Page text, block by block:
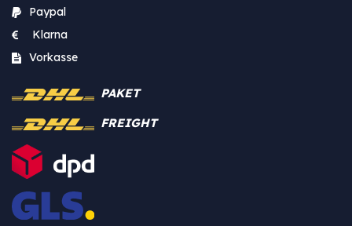
Paypal
Klarna
Vorkasse
PAKET
FREIGHT